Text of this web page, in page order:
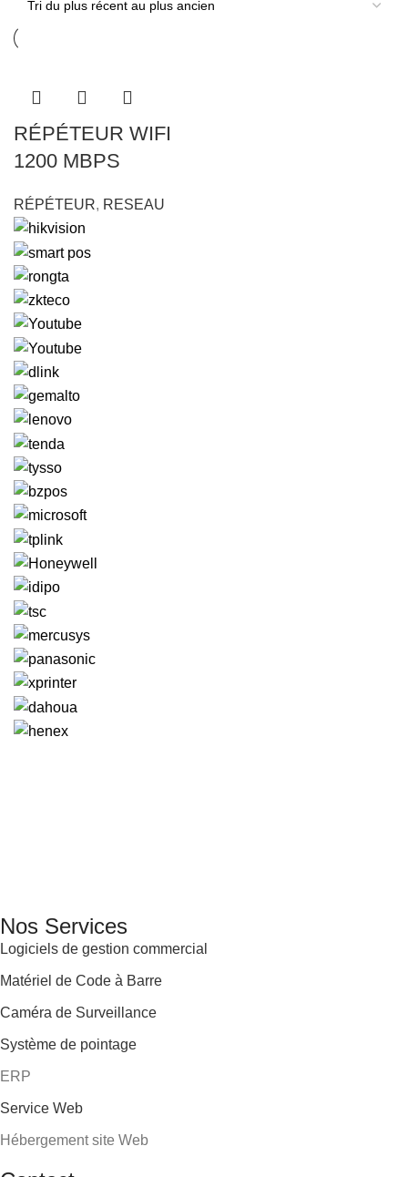
RÉPÉTEUR WIFI
1200 MBPS
RÉPÉTEUR, RESEAU
Nos Services
Logiciels de gestion commercial
Matériel de Code à Barre
Caméra de Surveillance
Système de pointage
ERP
Service Web
Hébergement site Web